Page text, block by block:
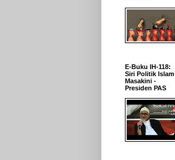
E-Buku IH-118:
Siri Politik Islam
Masakini -
Presiden PAS